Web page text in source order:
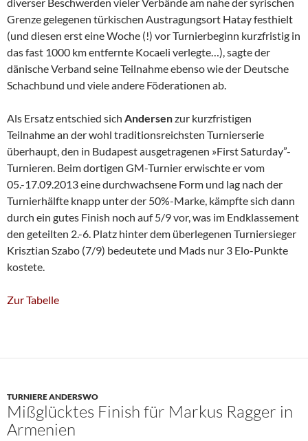
Grenze gelegenen türkischen Austragungsort Hatay festhielt
(und diesen erst eine Woche (!) vor Turnierbeginn kurzfristig in
das fast 1000 km entfernte Kocaeli verlegte…), sagte der
dänische Verband seine Teilnahme ebenso wie der Deutsche
Schachbund und viele andere Föderationen ab.
Als Ersatz entschied sich Andersenzur kurzfristigen
Teilnahme an der wohl traditionsreichsten Turnierserie
überhaupt, den in Budapest ausgetragenen »First Saturday”-
Turnieren. Beim dortigen GM-Turnier erwischte er vom
05.-17.09.2013 eine durchwachsene Form und lag nach der
Turnierhälfte knapp unter der 50%-Marke, kämpfte sich dann
durch ein gutes Finish noch auf 5/9 vor, was im Endklassement
den geteilten 2.-6. Platz hinter dem überlegenen Turniersieger
Krisztian Szabo (7/9) bedeutete und Mads nur 3 Elo-Punkte
kostete.
Zur Tabelle
TURNIERE ANDERSWO
Mißglücktes Finish für Markus Ragger in
Armenien